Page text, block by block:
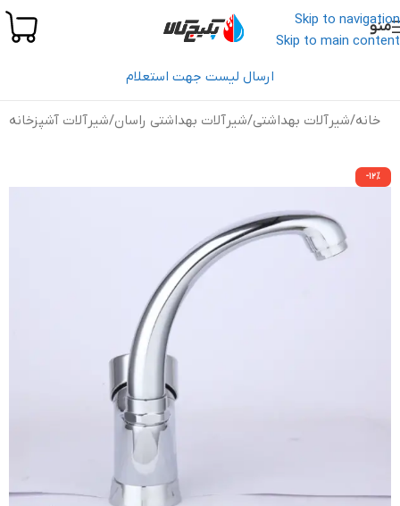
Skip to navigation
Skip to main content
منو
ارسال لیست جهت استعلام
خانه/شیرآلات بهداشتی/شیرآلات بهداشتی راسان/شیرآلات آشپزخانه
-12%